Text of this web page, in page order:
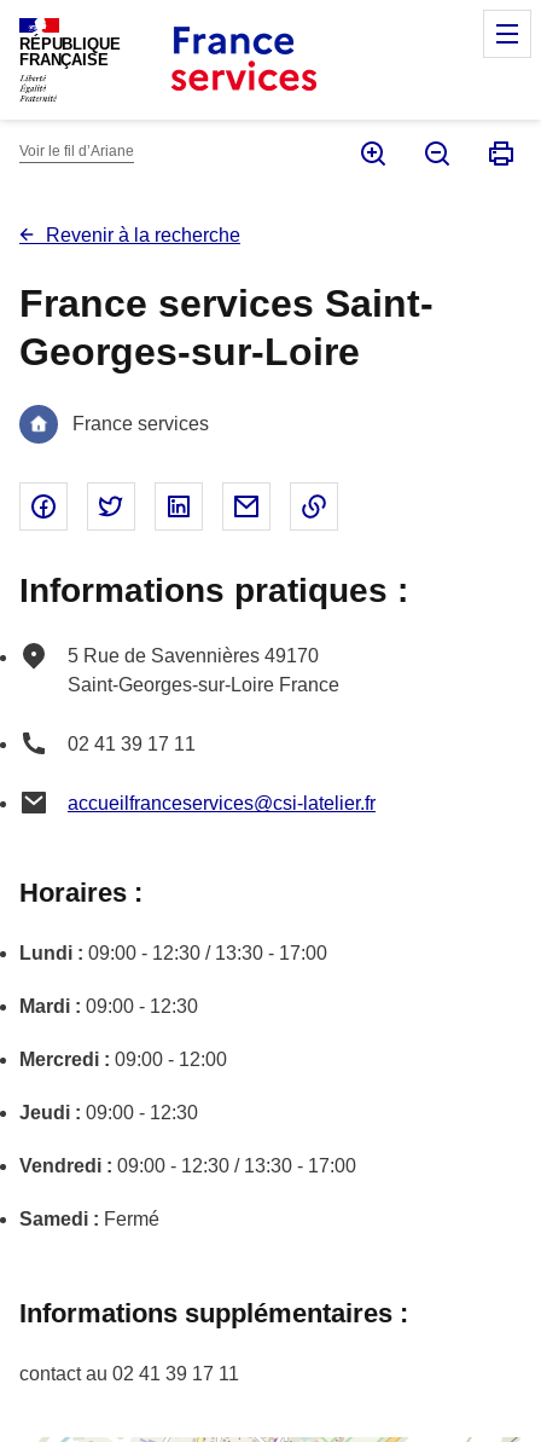
RÉPUBLIQUE
FRANÇAISE
Voir le fil d’Ariane
Revenir à la recherche
France services Saint-
Georges-sur-Loire
France services
Partager sur Facebook - nouvelle fenêtre
Partager sur Twitter - nouvelle fenêtre
Partager sur Linked In - nouvelle
Partager par email - nouvelle
Informations pratiques :
5 Rue de Savennières 49170
Saint-Georges-sur-Loire France
02 41 39 17 11
accueilfranceservices@csi-latelier.fr
Horaires :
Lundi : 09:00 - 12:30 / 13:30 - 17:00
Mardi : 09:00 - 12:30
Mercredi : 09:00 - 12:00
Jeudi : 09:00 - 12:30
Vendredi : 09:00 - 12:30 / 13:30 - 17:00
Samedi : Fermé
Informations supplémentaires :
contact au 02 41 39 17 11